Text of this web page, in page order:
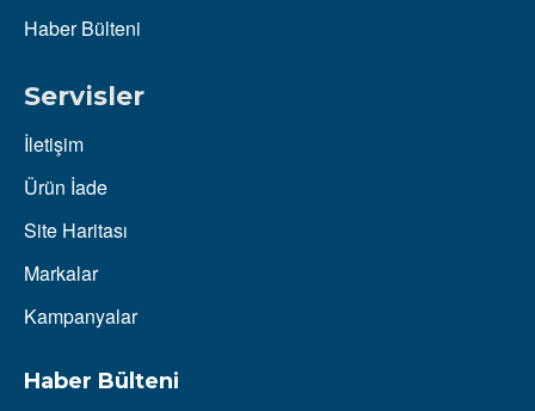
Haber Bülteni
Servisler
İletişim
Ürün İade
Site Haritası
Markalar
Kampanyalar
Haber Bülteni